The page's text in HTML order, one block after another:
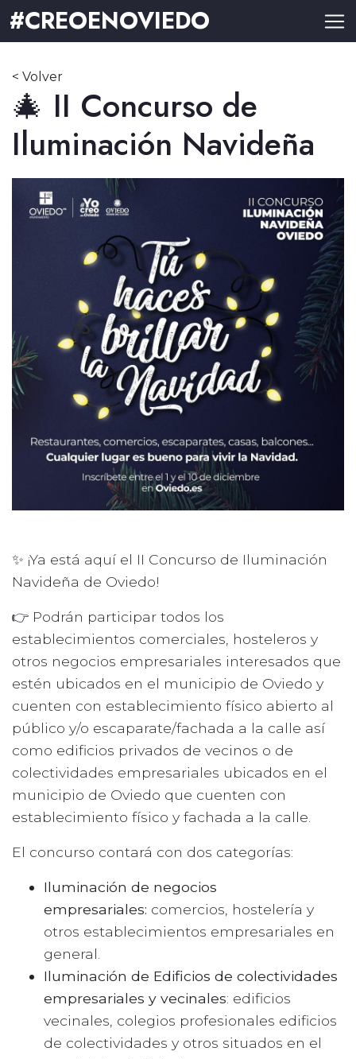
#CREOENOVIEDO
< Volver
🎄 II Concurso de
Iluminación Navideña
✨ ¡Ya está aquí el II Concurso de Iluminación
Navideña de Oviedo!
👉 Podrán participar todos los
establecimientos comerciales, hosteleros y
otros negocios empresariales interesados que
estén ubicados en el municipio de Oviedo y
cuenten con establecimiento físico abierto al
público y/o escaparate/fachada a la calle así
como edificios privados de vecinos o de
colectividades empresariales ubicados en el
municipio de Oviedo que cuenten con
establecimiento físico y fachada a la calle.
El concurso contará con dos categorías:
Iluminación de negocios
empresariales: comercios, hostelería y
otros establecimientos empresariales en
general.
Iluminación de Edificios de colectividades
empresariales y vecinales: edificios
vecinales, colegios profesionales edificios
de colectividades y otros situados en el